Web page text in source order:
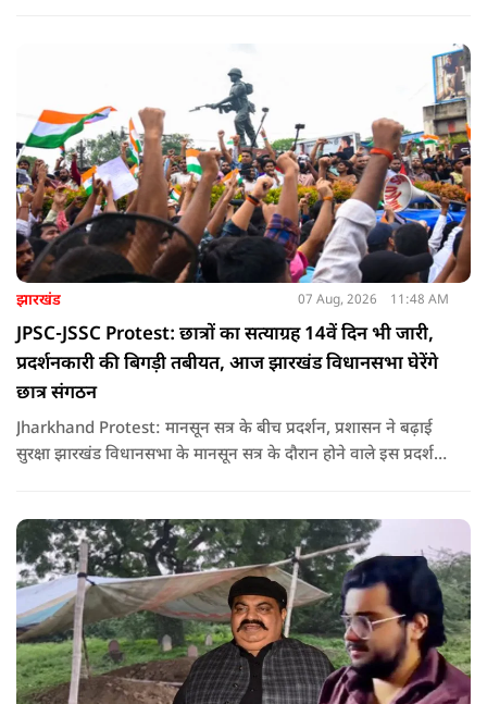
झारखंड 07 Aug, 2026 11:48 AM
JPSC-JSSC Protest: छात्रों का सत्याग्रह 14वें दिन भी जारी,
प्रदर्शनकारी की बिगड़ी तबीयत, आज झारखंड विधानसभा घेरेंगे
छात्र संगठन
Jharkhand Protest: मानसून सत्र के बीच प्रदर्शन, प्रशासन ने बढ़ाई
सुरक्षा झारखंड विधानसभा के मानसून सत्र के दौरान होने वाले इस प्रदर्शन
जनाधिकार महासभा के आह्वान पर आयोजित किया जा रहा है.